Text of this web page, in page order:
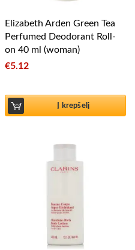
Elizabeth Arden Green Tea
Perfumed Deodorant Roll-
on 40 ml (woman)
€5.12
Į krepšelį